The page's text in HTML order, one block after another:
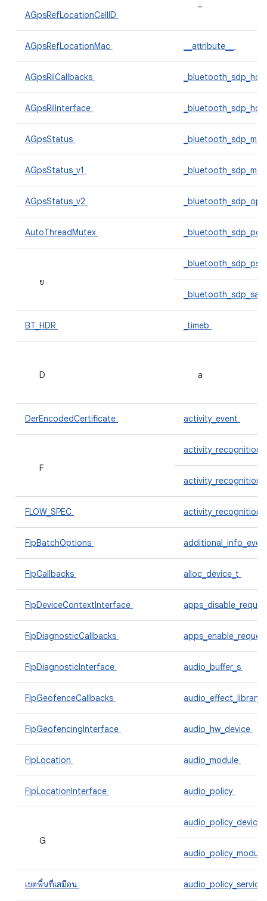
AGpsRefLocationCellID
AGpsRefLocationMac __attribute__
AGpsRilCallbacks _bluetooth_sdp_hdr
AGpsRilInterface
AGpsStatus
AGpsStatus_v1
AGpsStatus_v2
AutoThreadMutex
ข
BT_HDR _timeb
D a
DerEncodedCertificate activity_event
F
FLOW_SPEC
FlpBatchOptions
FlpCallbacks alloc_device_t
FlpDeviceContextInterface
FlpDiagnosticCallbacks
FlpDiagnosticInterface audio_buffer_s
FlpGeofenceCallbacks
FlpGeofencingInterface audio_hw_device
FlpLocation audio_module
FlpLocationInterface audio_policy
G
audio_policy_device
audio_policy_module
เขตพื้นที่เสมือน